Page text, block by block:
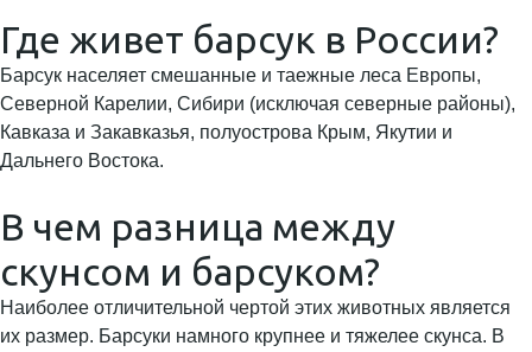
Где живет барсук в России?
Барсук населяет смешанные и таежные леса Европы,
Северной Карелии, Сибири (исключая северные районы),
Кавказа и Закавказья, полуострова Крым, Якутии и
Дальнего Востока.
В чем разница между
скунсом и барсуком?
Наиболее отличительной чертой этих животных является
их размер. Барсуки намного крупнее и тяжелее скунса. В